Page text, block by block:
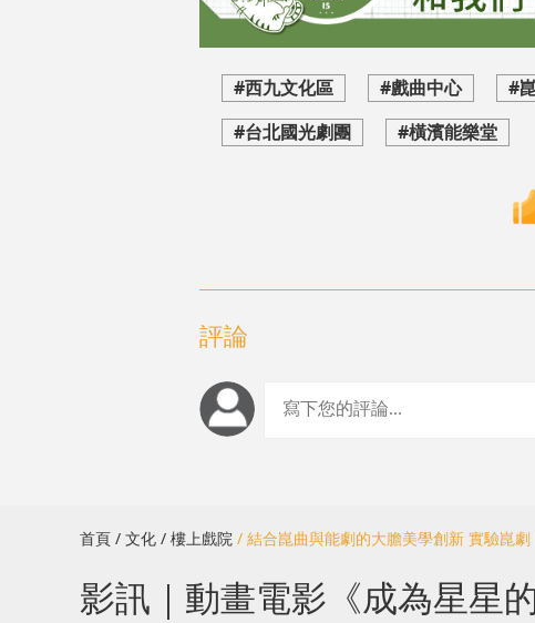
#西九文化區 #戲曲中心 #
#台北國光劇團
#橫濱能樂堂
評論
首頁 / 文化 / 樓上戲院 / 結合崑曲與能劇的大膽美學創新 實驗崑
影訊｜動畫電影《成為星星